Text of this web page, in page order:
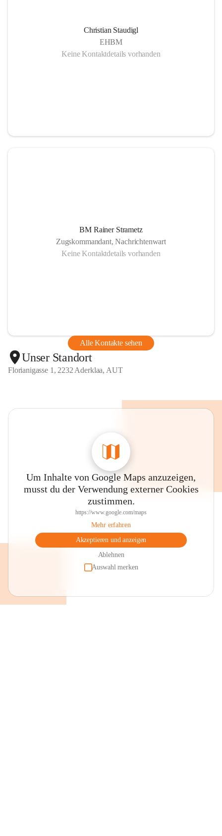
Christian Staudigl
EHBM
Keine Kontaktdetails vorhanden
BM Rainer Strametz
Zugskommandant, Nachrichtenwart
Keine Kontaktdetails vorhanden
Alle Kontakte sehen
Unser Standort
Florianigasse 1, 2232 Aderklaa, AUT
Um Inhalte von Google Maps anzuzeigen,
musst du der Verwendung externer Cookies
zustimmen.
https://www.google.com/maps
Mehr erfahren
Akzeptieren und anzeigen
Ablehnen
Auswahl merken